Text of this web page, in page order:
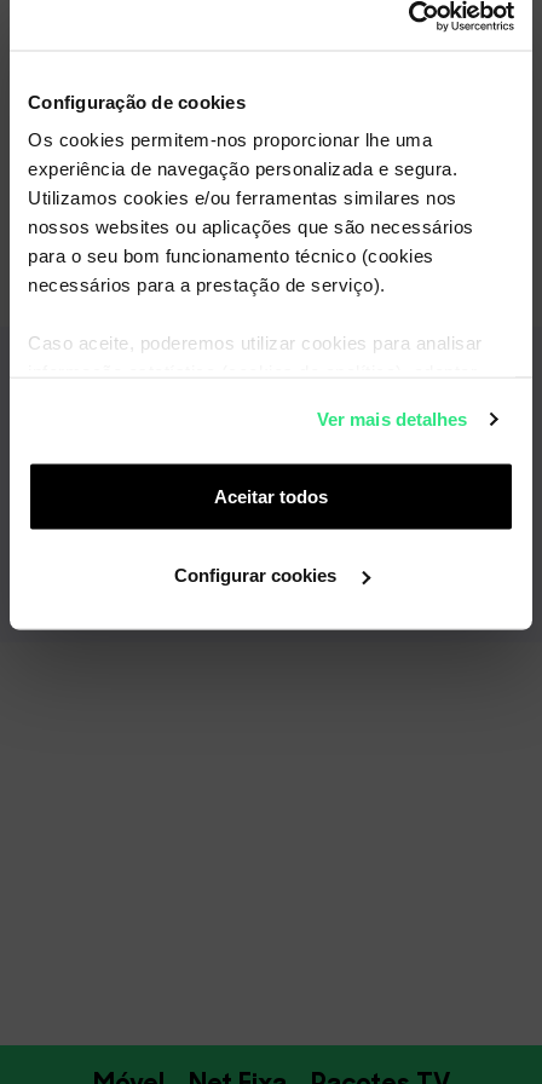
Configuração de cookies
Os cookies permitem-nos proporcionar lhe uma
experiência de navegação personalizada e segura.
Utilizamos cookies e/ou ferramentas similares nos
nossos websites ou aplicações que são necessários
para o seu bom funcionamento técnico (cookies
necessários para a prestação de serviço).
Caso aceite, poderemos utilizar cookies para analisar
funcionalidades (cookies de personalização e
funcionalidade) e adaptar anúncios aos seus interesses
(cookies de publicidade personalizada). Pode gerir a
Ver mais detalhes
Aceitar todos
Configurar cookies
MBWAY ou Débito Direto definidos na App.
carregamento para que a fatura seja emitida
Nota que a fatura gerada será uma fatura
simplificada e não servirá como comprovativo
de morada.
Conseguimos ajudar?